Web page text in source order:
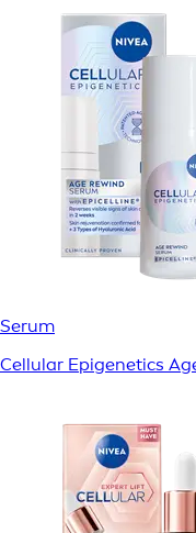
Serum
Cellular Epigenetics